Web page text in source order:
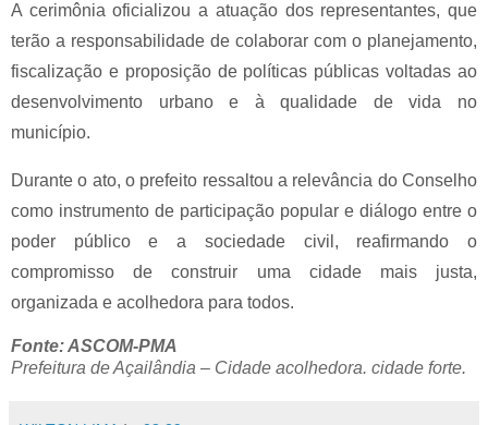
A cerimônia oficializou a atuação dos representantes, que
terão a responsabilidade de colaborar com o planejamento,
fiscalização e proposição de políticas públicas voltadas ao
desenvolvimento urbano e à qualidade de vida no
município.
Durante o ato, o prefeito ressaltou a relevância do Conselho
como instrumento de participação popular e diálogo entre o
poder público e a sociedade civil, reafirmando o
compromisso de construir uma cidade mais justa,
organizada e acolhedora para todos.
Fonte: ASCOM-PMA
Prefeitura de Açailândia – Cidade acolhedora. cidade forte.